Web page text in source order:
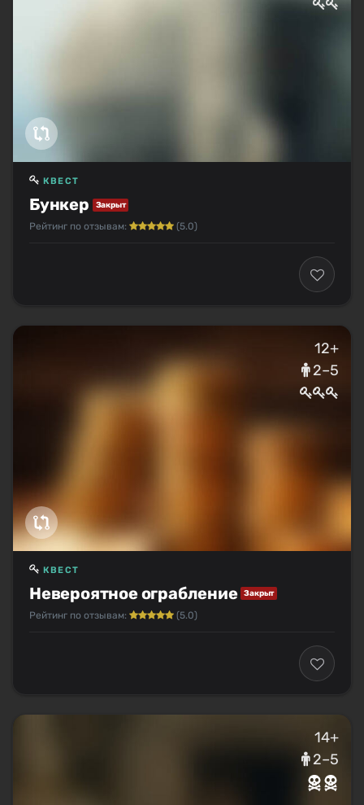
Бункер Закрыт
КВЕСТ
Рейтинг по отзывам: (5.0)
12+
2–5
Невероятное ограбление Закрыт
КВЕСТ
Рейтинг по отзывам: (5.0)
14+
2–5